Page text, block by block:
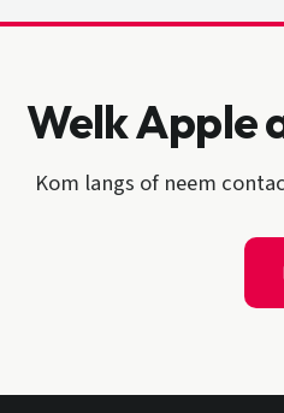
Welk Apple
Kom langs of neem